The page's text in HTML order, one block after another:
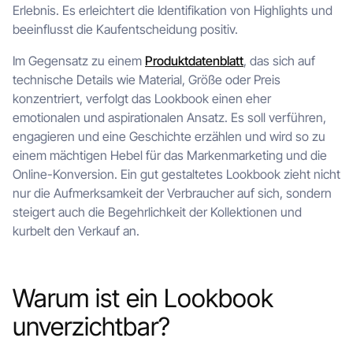
Erlebnis. Es erleichtert die Identifikation von Highlights und
beeinflusst die Kaufentscheidung positiv.
Im Gegensatz zu einem Produktdatenblatt, das sich auf
technische Details wie Material, Größe oder Preis
konzentriert, verfolgt das Lookbook einen eher
emotionalen und aspirationalen Ansatz. Es soll verführen,
engagieren und eine Geschichte erzählen und wird so zu
einem mächtigen Hebel für das Markenmarketing und die
Online-Konversion. Ein gut gestaltetes Lookbook zieht nicht
nur die Aufmerksamkeit der Verbraucher auf sich, sondern
steigert auch die Begehrlichkeit der Kollektionen und
kurbelt den Verkauf an.
Warum ist ein Lookbook
unverzichtbar?